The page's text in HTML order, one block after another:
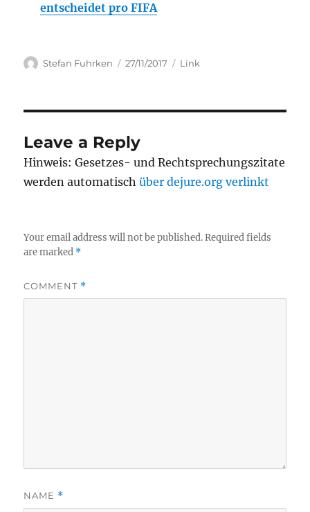
entscheidet pro FIFA
Author
Stefan Fuhrken
Posted
27/11/2017 Categories
Link
Leave a Reply
Hinweis: Gesetzes- und Rechtsprechungszitate
werden automatischüber dejure.org verlinkt
Your email address will not be published. Required fields
are marked *
COMMENT *
NAME *